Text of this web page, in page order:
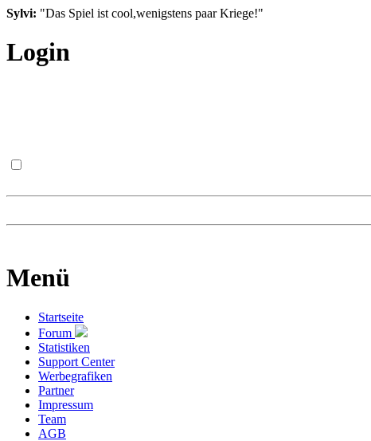
Sylvi: "Das Spiel ist cool,wenigstens paar Kriege!"
Login
Menü
Startseite
Forum
Statistiken
Support Center
Werbegrafiken
Partner
Impressum
Team
AGB